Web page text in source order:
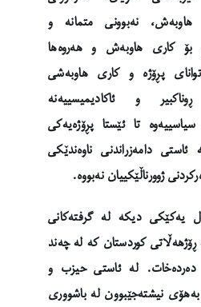
نەبوونی متمانە و
بۆ کاری هاوبەش و هەروەها
پڕۆژە و کاری هاوبەشی
و ئاکادیمیسییەنە
تا ئێستا پڕۆژەیەکی
دامەزراندنی ناوەندێکی
ژوورناڵێکییان نەبووە.
یەکێکی دیکە لە گرفتەکانی
ڕۆژهەڵاتی کوردستان کە لە چەند
لە ئاستی حیزب و
بەهۆی نیشتەجێبوون لە باشووری